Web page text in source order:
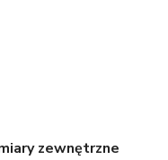
zewnętrzne